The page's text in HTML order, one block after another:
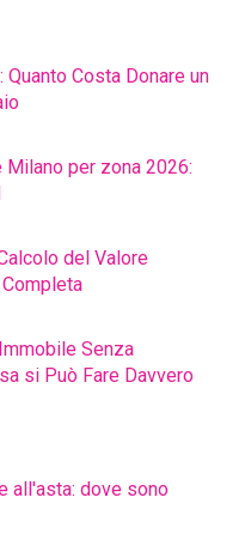
Costa Donare un
per zona 2026:
del Valore
Senza
si Può Fare Davvero
all'asta: dove sono